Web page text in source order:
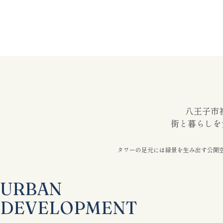
八王子市
街と暮らしを
タワーの足元には緑景を生み出す公開空
URBAN
DEVELOPMENT